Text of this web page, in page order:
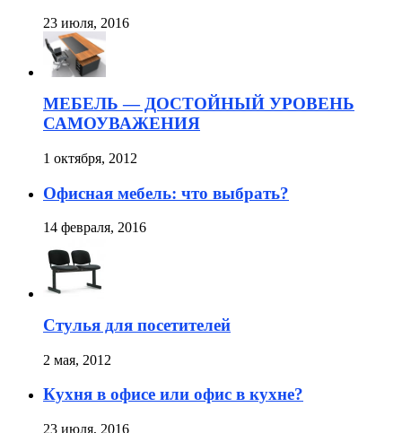
23 июля, 2016
МЕБЕЛЬ — ДОСТОЙНЫЙ УРОВЕНЬ
САМОУВАЖЕНИЯ
1 октября, 2012
Офисная мебель: что выбрать?
14 февраля, 2016
Стулья для посетителей
2 мая, 2012
Кухня в офисе или офис в кухне?
23 июля, 2016